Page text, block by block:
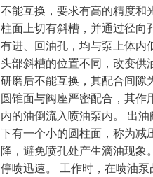
不能互换，要求有高的精度和
柱面上切有斜槽，并通过径向
有进、回油孔，均与泵上体内
头部斜槽的位置不同，改变供
研磨后不能互换，其配合间隙
圆锥面与阀座严密配合，其作
内的油倒流入喷油泵内。 出
下有一个小的圆柱面，称为减
降，避免喷孔处产生滴油现象
停喷迅速。 工作时，在喷油